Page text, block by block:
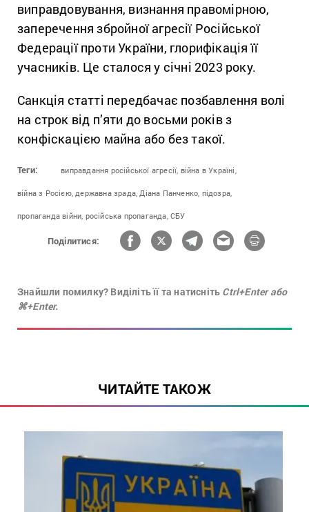
виправдовування, визнання правомірною,
заперечення збройної агресії Російської
Федерації проти України, глорифікація її
учасників. Це сталося у січні 2023 року.
Санкція статті передбачає позбавлення волі
на строк від п’яти до восьми років з
конфіскацією майна або без такої.
Теги: виправдання російської агресії, війна в Україні,
війна з Росією, державна зрада, Діана Панченко, підозра,
пропаганда війни, російська пропаганда, СБУ
Поділитися:
Знайшли помилку? Виділіть її та натисніть Ctrl+Enter або
⌘+Enter.
ЧИТАЙТЕ ТАКОЖ